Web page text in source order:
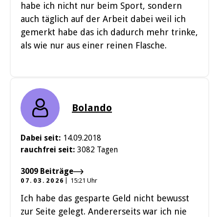
habe ich nicht nur beim Sport, sondern
auch täglich auf der Arbeit dabei weil ich
gemerkt habe das ich dadurch mehr trinke,
als wie nur aus einer reinen Flasche.
Bolando
Dabei seit: 14.09.2018
rauchfrei seit: 3082 Tagen
3009 Beiträge
07.03.2026 15:21 Uhr
Ich habe das gesparte Geld nicht bewusst
zur Seite gelegt. Andererseits war ich nie